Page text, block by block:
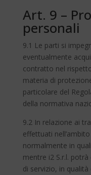
Art. 9 –
personali
9.1 Le parti si
eventualmente
contratto nel
materia di
particolare del
della normativa
9.2 In relazione ai
effettuati
normalmente in
mentre i2 S.r.l.
di servizio, in